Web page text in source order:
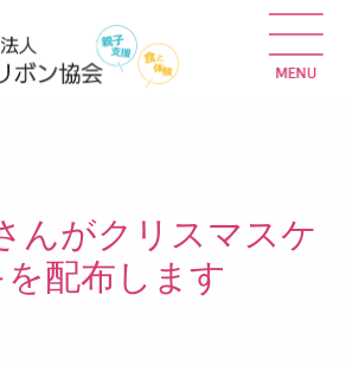
んがクリスマスケ
を配布します